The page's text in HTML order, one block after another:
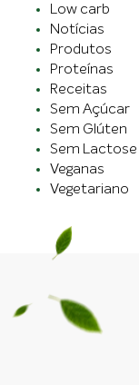
Low carb
Notícias
Produtos
Proteínas
Receitas
Sem Açúcar
Sem Glúten
Sem Lactose
Veganas
Vegetariano